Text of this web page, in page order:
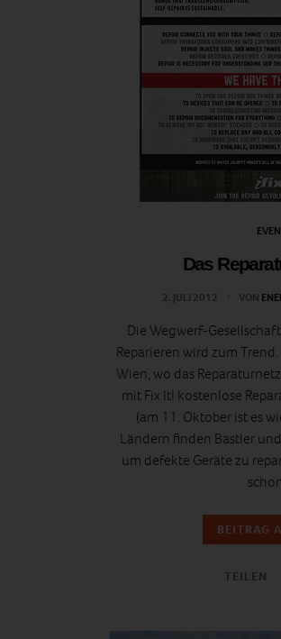
Das
2. JULI 2012 VON
Die Wegwerf-
Reparieren wird zum
Wien, wo das
mit Fix It! kostenlose
(am 11. Oktober ist es
Ländern finden Bastler
um defekte Geräte zu
BEITRAG
TEILEN